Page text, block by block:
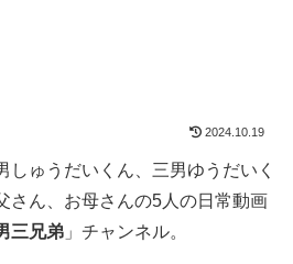
2024.10.19
しゅうだいくん、三男ゆうだいく
さん、お母さんの5人の日常動画
三兄弟 」チャンネル。